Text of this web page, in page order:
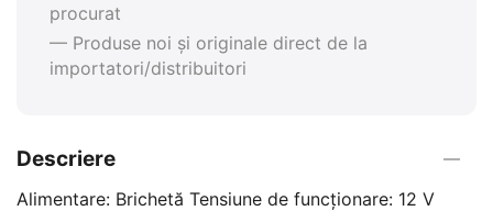
procurat
— Produse noi și originale direct de la
importatori/distribuitori
Descriere
Alimentare: Brichetă Tensiune de funcționare: 12 V